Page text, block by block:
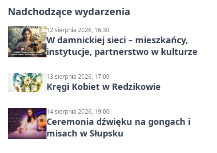
Nadchodzące wydarzenia
12 sierpnia 2026, 16:30
W damnickiej sieci – mieszkańcy,
instytucje, partnerstwo w kulturze
13 sierpnia 2026, 17:00
Kręgi Kobiet w Redzikowie
14 sierpnia 2026, 19:00
Ceremonia dźwięku na gongach i
misach w Słupsku